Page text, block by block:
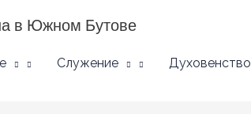
в Южном Бутове
Служение Духовенство